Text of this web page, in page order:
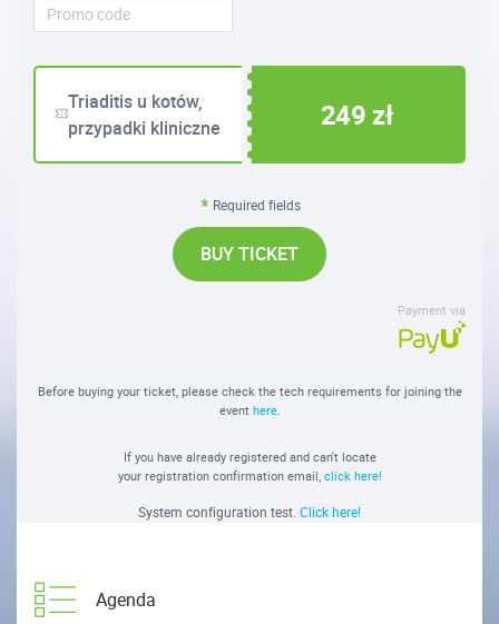
Triaditis u kotów,
przypadki kliniczne
249 zł
Required fields
BUY TICKET
Payment via
Before buying your ticket, please check the tech requirements for joining the
event here.
If you have already registered and can't locate
your registration confirmation email, click here!
System configuration test. Click here!
Agenda